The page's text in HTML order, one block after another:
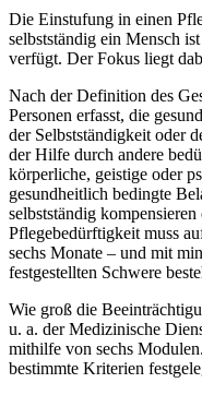
Die Einstufung in einen
selbstständig ein Mensch
verfügt. Der Fokus liegt
Nach der Definition des
Personen erfasst, die
der Selbstständigkeit oder
der Hilfe durch andere
körperliche, geistige oder
gesundheitlich bedingte
selbstständig
Pflegebedürftigkeit muss
sechs Monate – und mit
festgestellten Schwere
Wie groß die
u. a. der Medizinische
mithilfe von sechs
bestimmte Kriterien